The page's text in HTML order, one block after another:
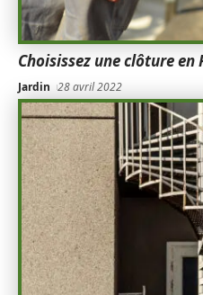
Choisissez une clôture en
Jardin 28 avril 2022